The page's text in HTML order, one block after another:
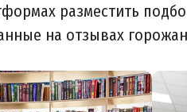
разместить
на отзывах